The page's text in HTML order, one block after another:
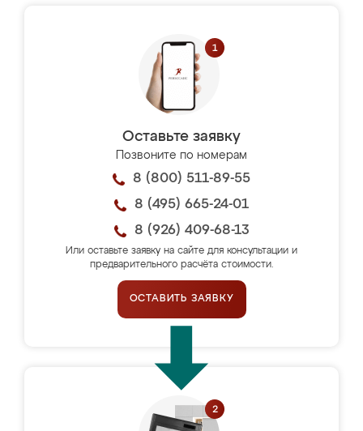
Оставьте заявку
Позвоните по номерам
8 (800) 511-89-55
8 (495) 665-24-01
8 (926) 409-68-13
Или оставьте заявку на сайте для консультации и
предварительного расчёта стоимости.
ОСТАВИТЬ ЗАЯВКУ